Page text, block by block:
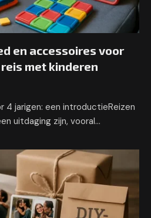
en accessoires voor
met kinderen
4 jarigen: een introductieReizen
uitdaging zijn, vooral…